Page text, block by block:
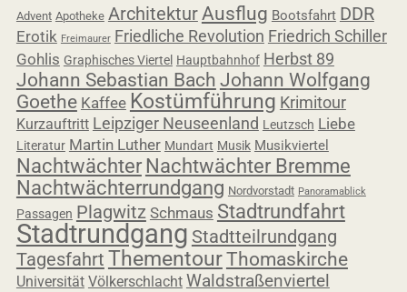
Advent Apotheke Architektur Ausflug Bootsfahrt DDR
Erotik Freimaurer Friedliche Revolution Friedrich Schiller
Gohlis Graphisches Viertel Hauptbahnhof Herbst 89
Johann Sebastian Bach Johann Wolfgang
Goethe Kaffee Kostümführung Krimitour
Kurzauftritt Leipziger Neuseenland Leutzsch Liebe
Literatur Martin Luther Mundart Musik Musikviertel
NachtwächterNachtwächter Bremme
Nachtwächterrundgang Nordvorstadt Panoramablick
Passagen Plagwitz Schmaus Stadtrundfahrt
Stadtrundgang Stadtteilrundgang
Tagesfahrt ThementourThomaskirche
Universität Völkerschlacht Waldstraßenviertel